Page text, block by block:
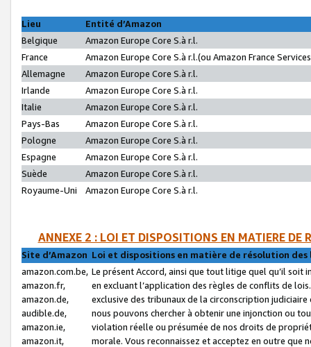
Lieu
Entité d’Amazon
Belgique
Amazon Europe Core S.à r.l.
France
Amazon Europe Core S.à r.l.(ou Amazon France
Allemagne
Amazon Europe Core S.à r.l.
Irlande
Amazon Europe Core S.à r.l.
Italie
Amazon Europe Core S.à r.l.
Pays-Bas
Amazon Europe Core S.à r.l.
Pologne
Amazon Europe Core S.à r.l.
Espagne
Amazon Europe Core S.à r.l.
Suède
Amazon Europe Core S.à r.l.
Royaume-Uni
Amazon Europe Core S.à r.l.
ANNEXE 2 : LOI ET DISPOSITIONS EN MATIERE DE
Site d’Amazon Loi et dispositions en matière de résolution
amazon.com.be,
amazon.fr,
amazon.de,
audible.de,
amazon.ie,
amazon.it,
Le présent Accord, ainsi que tout litige quel qu’il soit
en excluant l’application des règles de conflits de
exclusive des tribunaux de la circonscription
nous pouvons chercher à obtenir une injonction ou
violation réelle ou présumée de nos droits de
morale. Vous reconnaissez et acceptez en outre que